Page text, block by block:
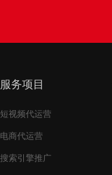
服务项目
短视频代运营
电商代运营
搜索引擎推广